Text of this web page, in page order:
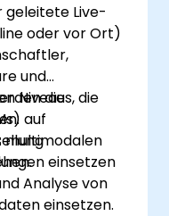
geleitete Live-
oder vor Ort)
und
Niveaus, die
auf
einsetzen
die
multimodalen
Analyse von
einsetzen.